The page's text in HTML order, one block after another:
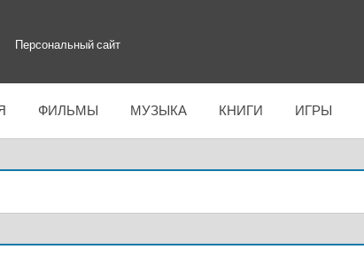
Персональный сайт
ФИЛЬМЫ МУЗЫКА КНИГИ ИГРЫ